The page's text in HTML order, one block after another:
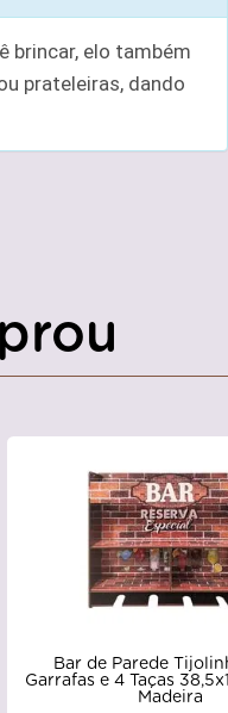
brincar, elo também
prateleiras, dando
Bar de Parede
Garrafas e 4 Taças
Madeira